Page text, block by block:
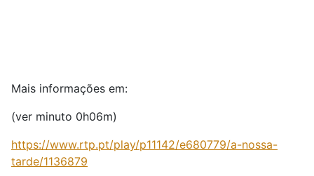
Mais informações em:
(ver minuto 0h06m)
https://www.rtp.pt/play/p11142/e680779/a-nossa-
tarde/1136879